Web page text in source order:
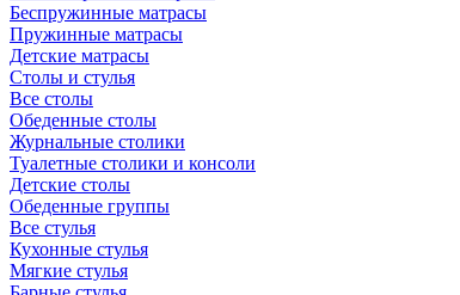
Беспружинные матрасы
Пружинные матрасы
Детские матрасы
Столы и стулья
Все столы
Обеденные столы
Журнальные столики
Туалетные столики и консоли
Детские столы
Обеденные группы
Все стулья
Кухонные стулья
Мягкие стулья